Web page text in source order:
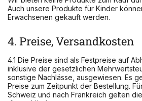
Auch unsere Produkte für Kinder
Erwachsenen gekauft werden.
4. Preise, Versandkosten
4.1 Die Preise sind als Festpreise auf
inklusive der gesetzlichen
sonstige Nachlässe, ausgewiesen. Es
Preise zum Zeitpunkt der Bestellung.
Schweiz und nach Frankreich gelten